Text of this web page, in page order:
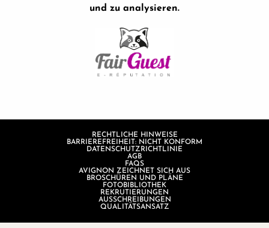
und zu analysieren.
RECHTLICHE HINWEISE
BARRIEREFREIHEIT: NICHT KONFORM
DATENSCHUTZRICHTLINIE
AGB
FAQS
AVIGNON ZEICHNET SICH AUS
BROSCHÜREN UND PLÄNE
FOTOBIBLIOTHEK
REKRUTIERUNGEN
AUSSCHREIBUNGEN
QUALITÄTSANSATZ